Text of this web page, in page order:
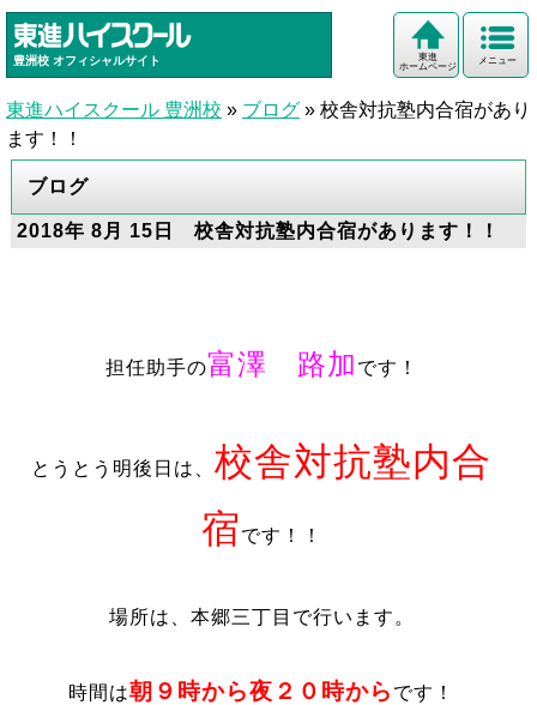
豊洲校 オフィシャルサイト メニュー
東進
ホームページ
東進ハイスクール 豊洲校 » ブログ » 校舎対抗塾内合宿があり
ます！！
ブログ
2018年 8月 15日 校舎対抗塾内合宿があります！！
担任助手の富澤 路加 です！
とうとう明後日は、校舎対抗塾内合
宿 です！！
場所は、本郷三丁目で行います。
時間は朝９時から夜２０時から です！